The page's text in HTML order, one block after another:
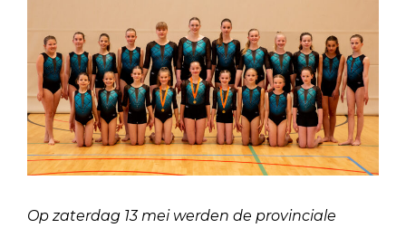
Op zaterdag 13 mei werden de provinciale